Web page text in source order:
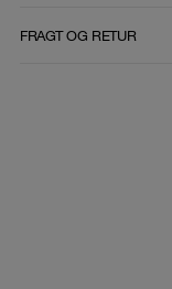
FRAGT OG RETUR